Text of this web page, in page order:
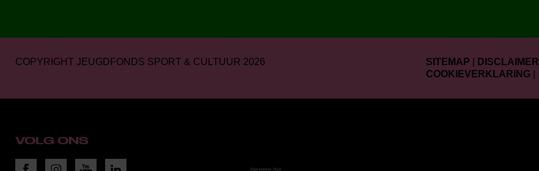
COPYRIGHT JEUGDFONDS SPORT & CULTUUR 2026 SITEMAP DISCLAIMER
COOKIEVERKLARING
VOLG ONS